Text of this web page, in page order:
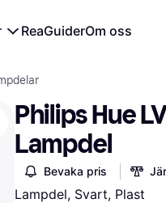
ReaGuiderOm oss
Philips Hue
Lampdel
Bevaka pris
Lampdel, Svart, Plast